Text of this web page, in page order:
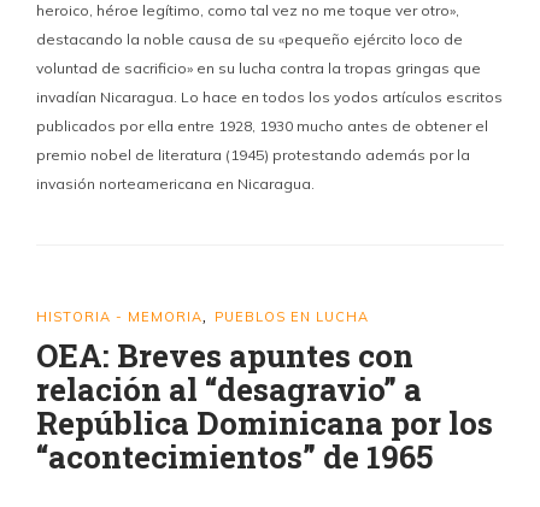
heroico, héroe legítimo, como tal vez no me toque ver otro»,
destacando la noble causa de su «pequeño ejército loco de
voluntad de sacrificio» en su lucha contra la tropas gringas que
invadían Nicaragua. Lo hace en todos los yodos artículos escritos
publicados por ella entre 1928, 1930 mucho antes de obtener el
premio nobel de literatura (1945) protestando además por la
invasión norteamericana en Nicaragua.
HISTORIA - MEMORIA PUEBLOS EN LUCHA
OEA: Breves apuntes con
relación al “desagravio” a
República Dominicana por los
“acontecimientos” de 1965